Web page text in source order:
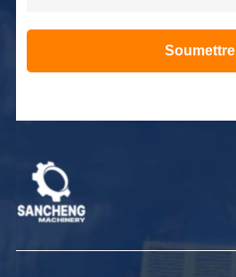
Soumettre